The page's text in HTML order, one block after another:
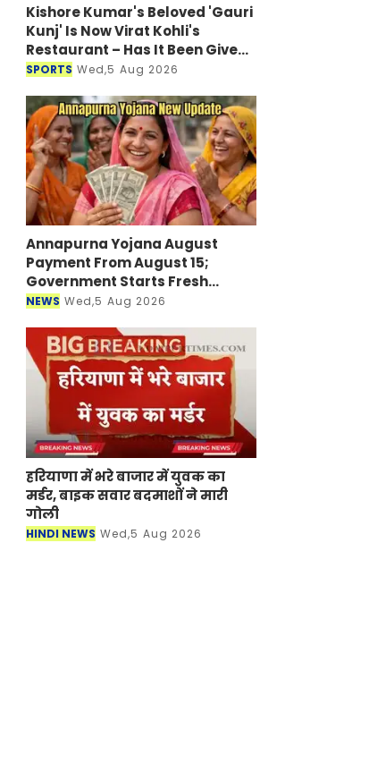
Kishore Kumar's Beloved 'Gauri
Kunj' Is Now Virat Kohli's
Restaurant – Has It Been Given
a New Look?
SPORTS Wed,5 Aug 2026
Annapurna Yojana August
Payment From August 15;
Government Starts Fresh
Verification Drive
NEWS Wed,5 Aug 2026
हरियाणा में भरे बाजार में युवक का
मर्डर, बाइक सवार बदमाशों ने मारी
गोली
HINDI NEWS Wed,5 Aug 2026